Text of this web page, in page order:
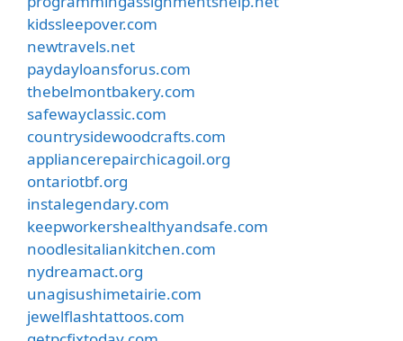
kidssleepover.com
newtravels.net
paydayloansforus.com
thebelmontbakery.com
safewayclassic.com
countrysidewoodcrafts.com
appliancerepairchicagoil.org
ontariotbf.org
instalegendary.com
keepworkershealthyandsafe.com
noodlesitaliankitchen.com
nydreamact.org
unagisushimetairie.com
jewelflashtattoos.com